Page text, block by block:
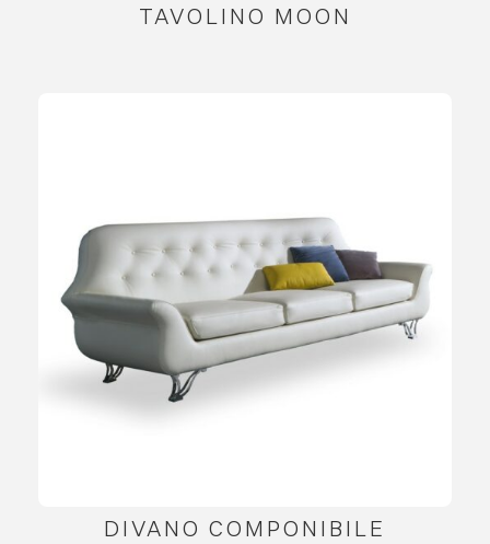
TAVOLINO MOON
DIVANO COMPONIBILE